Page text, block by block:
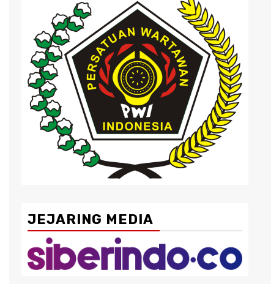
JEJARING MEDIA